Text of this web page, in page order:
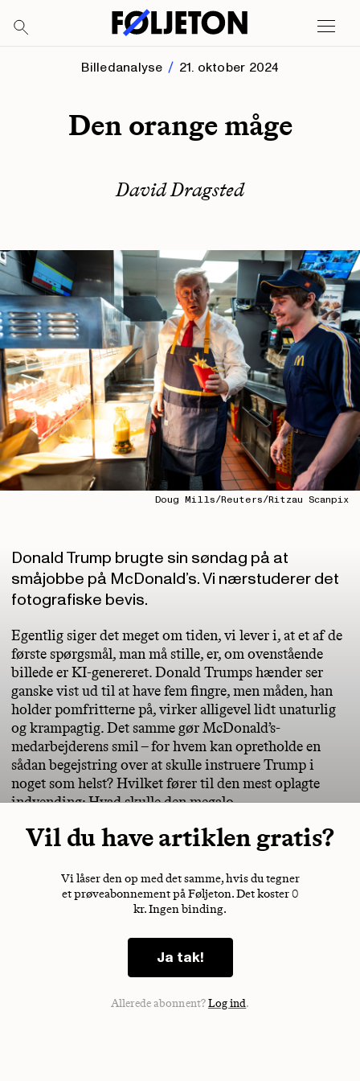
Billedanalyse 21. oktober 2024
Den orange måge
David Dragsted
Doug Mills/Reuters/Ritzau Scanpix
Donald Trump brugte sin søndag på at
småjobbe på McDonald’s. Vi nærstuderer det
fotografiske bevis.
Egentlig siger det meget om tiden, vi lever i, at et af de
første spørgsmål, man må stille, er, om ovenstående
billede er KI-genereret. Donald Trumps hænder ser
ganske vist ud til at have fem fingre, men måden, han
holder pomfritterne på, virker alligevel lidt unaturlig
og krampagtig. Det samme gør McDonald’s-
medarbejderens smil – for hvem kan opretholde en
sådan begejstring over at skulle instruere Trump i
noget som helst? Hvilket fører til den mest oplagte
indvending: Hvad skulle den megalo
Vil du have artiklen gratis?
Vi låser den op med det samme, hvis du tegner
et prøveabonnement på Føljeton. Det koster 0
kr. Ingen binding.
Ja tak!
Allerede abonnent?Log ind.